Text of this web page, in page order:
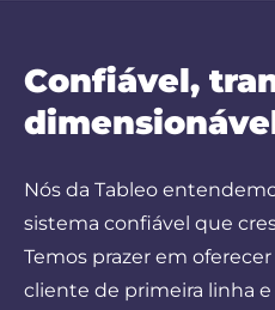
Confiável,
Nós da Tableo
sistema confiável que
Temos prazer em
cliente de primeira linha e